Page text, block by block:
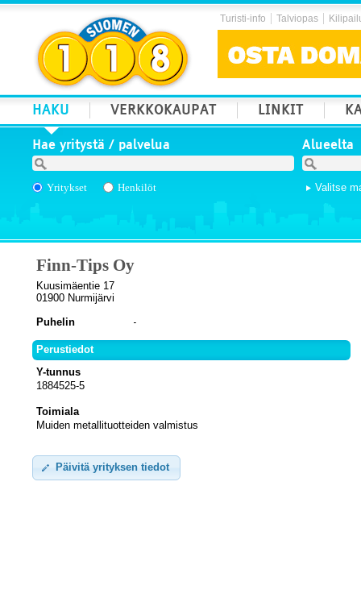
Turisti-info Talviopas
HAKU VERKKOKAUPAT LINKIT
Hae yritystä / palvelua
Yritykset Henkilöt
Alueelta
Valitse
Finn-Tips Oy
Kuusimäentie 17
01900 Nurmijärvi
Puhelin
Perustiedot
Y-tunnus
1884525-5
Toimiala
Muiden metallituotteiden valmistus
Päivitä yrityksen tiedot